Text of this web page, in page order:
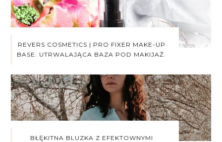
REVERS COSMETICS | PRO FIXER MAKE-UP
BASE. UTRWALAJĄCA BAZA POD MAKIJAŻ.
BŁĘKITNA BLUZKA Z EFEKTOWNYMI